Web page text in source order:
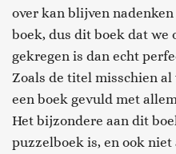
over kan blijven
boek, dus dit boek dat we
gekregen is dan echt
Zoals de titel misschien
een boek gevuld met
Het bijzondere aan dit
puzzelboek is, en ook